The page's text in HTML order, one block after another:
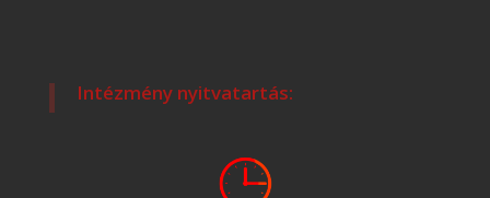
Intézmény nyitvatartás: